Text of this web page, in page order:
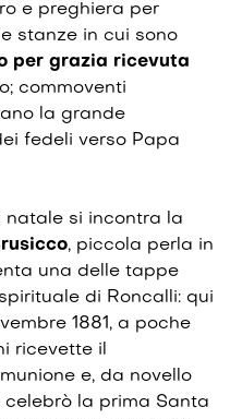
e preghiera per
stanze in cui sono
per grazia ricevuta
commoventi
la grande
fedeli verso Papa
si incontra la
, piccola perla in
una delle tappe
di Roncalli: qui
1881, a poche
ricevette il
e, da novello
celebrò la prima Santa